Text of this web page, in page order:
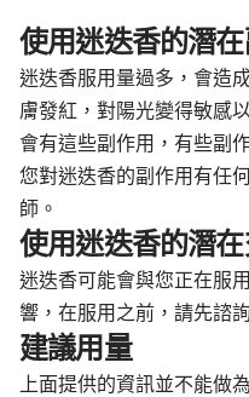
使用迷迭香的潛在
迷迭香服用量過多，會造
膚發紅，對陽光變得敏感
會有這些副作用，有些副
您對迷迭香的副作用有任
師。
使用迷迭香的潛
迷迭香可能會與您正在服
響，在服用之前，請先諮
建議用量
上面提供的資訊並不能做